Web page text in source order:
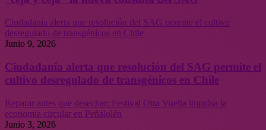
Ciudadanía alerta que resolución del SAG permite el cultivo
desregulado de transgénicos en Chile
Junio 9, 2026
Ciudadanía alerta que resolución del SAG permite el
cultivo desregulado de transgénicos en Chile
Reparar antes que desechar: Festival Otra Vuelta impulsa la
economía circular en Peñalolén
Junio 3, 2026